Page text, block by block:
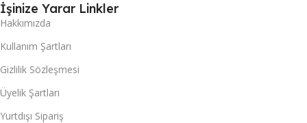
İşinize Yarar Linkler
Hakkımızda
Kullanım Şartları
Gizlilik Sözleşmesi
Üyelik Şartları
Yurtdışı Sipariş